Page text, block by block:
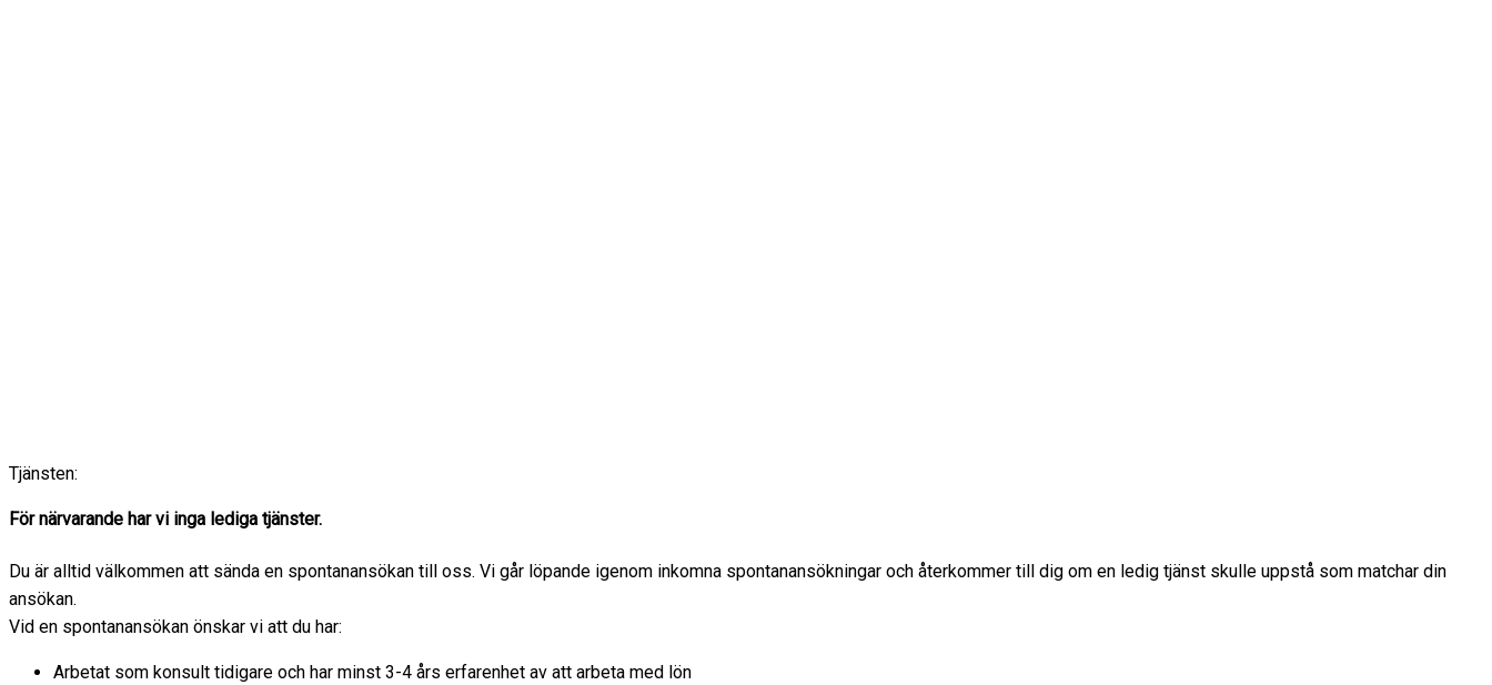
Tjänsten:
För närvarande har vi inga lediga tjänster.
Du är alltid välkommen att sända en spontanansökan till oss. Vi går löpande igenom inkomna spontanansökningar och återkommer till dig om en ledig tjänst skulle uppstå som matchar din
ansökan.
Vid en spontanansökan önskar vi att du har:
Arbetat som konsult tidigare och har minst 3-4 års erfarenhet av att arbeta med lön